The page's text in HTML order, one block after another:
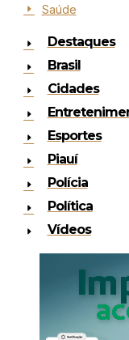
Saúde
Destaques
Brasil
Cidades
Esportes
Piauí
Polícia
Política
Vídeos